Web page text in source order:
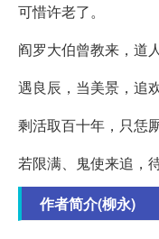
可惜许老了。
阎罗大伯曾教来，道
遇良辰，当美景，追
剩活取百十年，只恁厮
若限满、鬼使来追，
作者简介(柳永)